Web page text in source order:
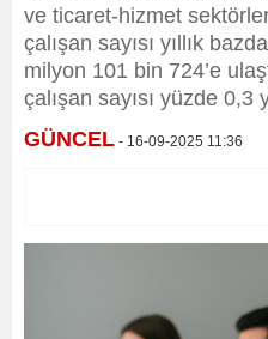
ve ticaret-hizmet
çalışan sayısı yıllık
milyon 101 bin 724’e
çalışan sayısı yüzde 0,3
GÜNCEL - 16-09-2025 11:36